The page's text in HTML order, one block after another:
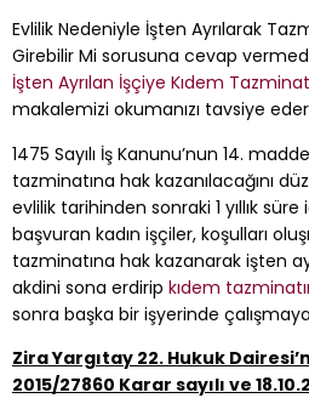
Evlilik Nedeniyle İşten Ayrılarak
Girebilir Mi sorusuna cevap
İşten Ayrılan İşçiye Kıdem
makalemizi okumanızı tavsiye
1475 Sayılı İş Kanunu’nun 14.
tazminatına hak kazanılacağını
evlilik tarihinden sonraki 1 yıllık
başvuran kadın işçiler, koşulları
tazminatına hak kazanarak işten
akdini sona erdirip kıdem
sonra başka bir işyerinde
Zira Yargıtay 22. Hukuk
2015/27860 Karar sayılı ve